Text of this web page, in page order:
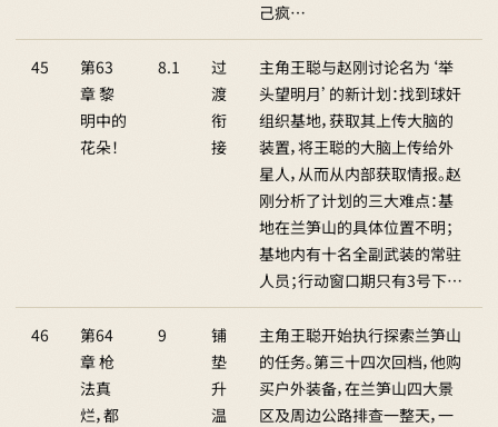
己疯…
45
第63
章 黎
明中的
花朵！
8.1
过
渡
衔
接
主角王聪与赵刚讨论名为‘举
头望明月’的新计划：找到球奸
组织基地，获取其上传大脑的
装置，将王聪的大脑上传给外
星人，从而从内部获取情报。赵
刚分析了计划的三大难点：基
地在兰笋山的具体位置不明；
基地内有十名全副武装的常驻
人员；行动窗口期只有3号下…
46
第64
章 枪
法真
烂，都
9
铺
垫
升
温
主角王聪开始执行探索兰笋山
的任务。第三十四次回档，他购
买户外装备，在兰笋山四大景
区及周边公路排查一整天，一